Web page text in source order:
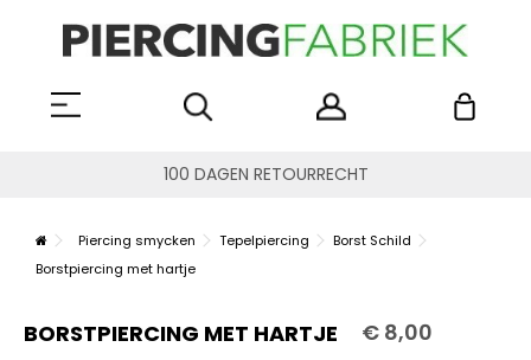
100 DAGEN RETOURRECHT
Piercing smycken Tepelpiercing
Borst Schild
Borstpiercing met hartje
BORSTPIERCING MET HARTJE € 8,00